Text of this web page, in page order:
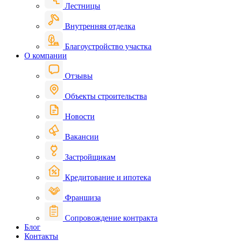
Лестницы
Внутренняя отделка
Благоустройство участка
О компании
Отзывы
Объекты строительства
Новости
Вакансии
Застройщикам
Кредитование и ипотека
Франшиза
Сопровождение контракта
Блог
Контакты